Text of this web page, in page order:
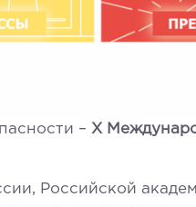
– Х
Российской